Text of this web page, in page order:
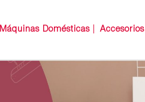
Máquinas Domésticas Accesorios